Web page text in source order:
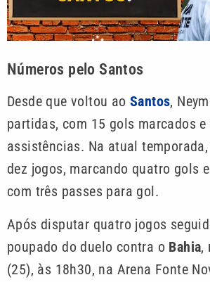
Números pelo Santos
Desde que voltou ao Santos,
partidas, com 15 gols marcados e
assistências. Na atual
dez jogos, marcando quatro gols
com três passes para gol.
Após disputar quatro jogos
poupado do duelo contra o Bahia,
(25), às 18h30, na Arena Fonte